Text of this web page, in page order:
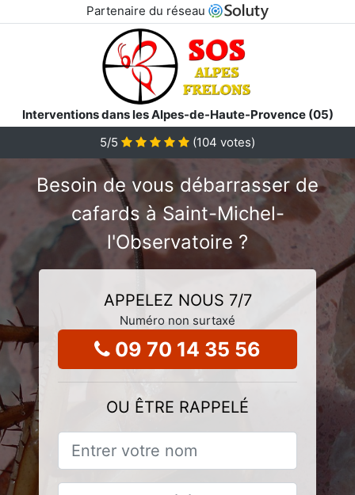
Partenaire du réseau
Interventions dans les Alpes-de-Haute-Provence (05)
5/5 (104 votes)
Besoin de vous débarrasser de
cafards à Saint-Michel-
l'Observatoire ?
APPELEZ NOUS 7/7
Numéro non surtaxé
09 70 14 35 56
OU ÊTRE RAPPELÉ